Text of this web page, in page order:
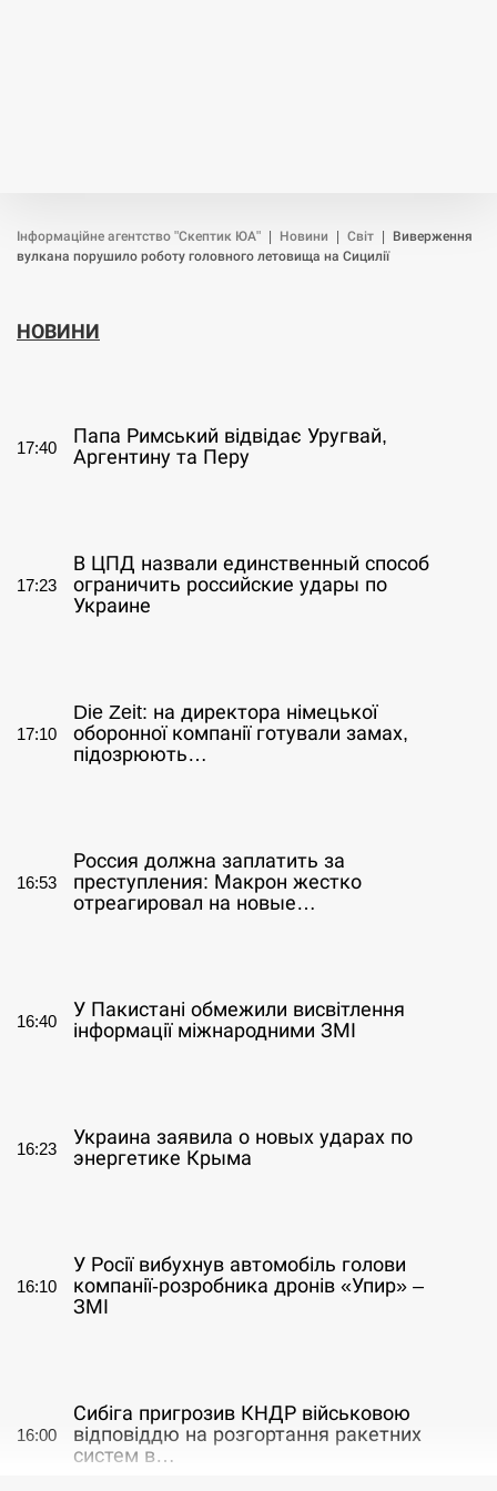
Інформаційне агентство "Скептик ЮА" Новини Світ
Виверження
вулкана порушило роботу головного летовища на Сицилії
НОВИНИ
17:40
Папа Римський відвідає Уругвай,
Аргентину та Перу
17:23
В ЦПД назвали единственный способ
ограничить российские удары по
Украине
17:10
Die Zeit: на директора німецької
оборонної компанії готували замах,
підозрюють…
16:53
Россия должна заплатить за
преступления: Макрон жестко
отреагировал на новые…
16:40
У Пакистані обмежили висвітлення
інформації міжнародними ЗМІ
16:23
Украина заявила о новых ударах по
энергетике Крыма
16:10
У Росії вибухнув автомобіль голови
компанії-розробника дронів «Упир» –
ЗМІ
16:00
Сибіга пригрозив КНДР військовою
відповіддю на розгортання ракетних
систем в…